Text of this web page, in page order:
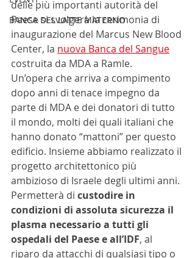
BANCA DEL LATTE MATERNO
delle più importanti autorità del
Paese si svolgerà la cerimonia di
inaugurazione del Marcus New Blood
Center, la nuova Banca del Sangue
costruita da MDA a Ramle.
Un’opera che arriva a compimento
dopo anni di tenace impegno da
parte di MDA e dei donatori di tutto
il mondo, molti dei quali italiani che
hanno donato “mattoni” per questo
edificio. Insieme abbiamo realizzato il
progetto architettonico più
ambizioso di Israele degli ultimi anni.
Permetterà di custodire in
condizioni di assoluta sicurezza il
plasma necessario a tutti gli
ospedali del Paese e all’IDF, al
riparo da attacchi di qualsiasi tipo o